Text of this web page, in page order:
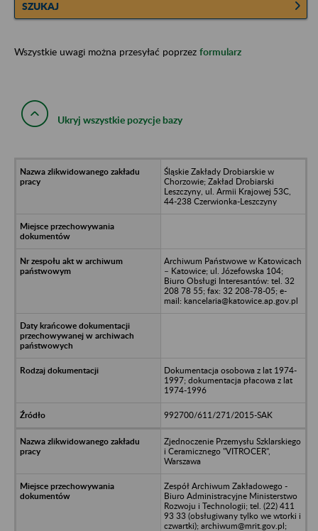
SZUKAJ
Wszystkie uwagi można przesyłać poprzez formularz
Ukryj wszystkie pozycje bazy
Śląskie Zakłady Drobiarskie w
Chorzowie; Zakład Drobiarski
Leszczyny, ul. Armii Krajowej 53C,
44-238 Czerwionka-Leszczyny
Archiwum Państwowe w Katowicach
– Katowice; ul. Józefowska 104;
Biuro Obsługi Interesantów: tel. 32
208 78 55; fax: 32 208-78-05; e-
mail: kancelaria@katowice.ap.gov.pl
Dokumentacja osobowa z lat 1974-
1997; dokumentacja płacowa z lat
1974-1996
992700/611/271/2015-SAK
Zjednoczenie Przemysłu Szklarskiego
i Ceramicznego "VITROCER",
Warszawa
Zespół Archiwum Zakładowego -
Biuro Administracyjne Ministerstwo
Rozwoju i Technologii; tel. (22) 411
93 33 (obsługiwany tylko we wtorki i
czwartki); archiwum@mrit.gov.pl;